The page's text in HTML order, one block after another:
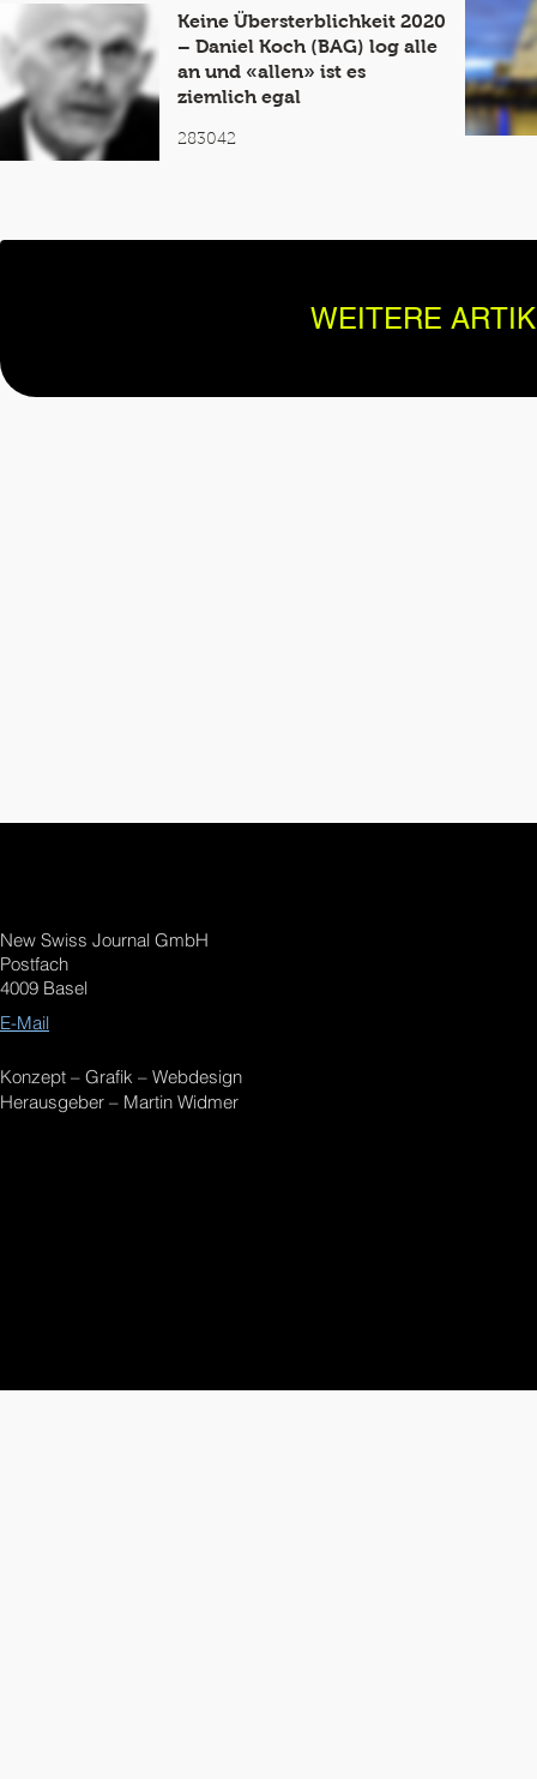
Keine Übersterblichkeit 2020
– Daniel Koch (BAG) log alle
an und «allen» ist es
ziemlich egal
283042
WEITERE
New Swiss Journal GmbH
Postfach
4009 Basel
E-Mail
Konzept – Grafik – Webdesign
Herausgeber – Martin Widmer